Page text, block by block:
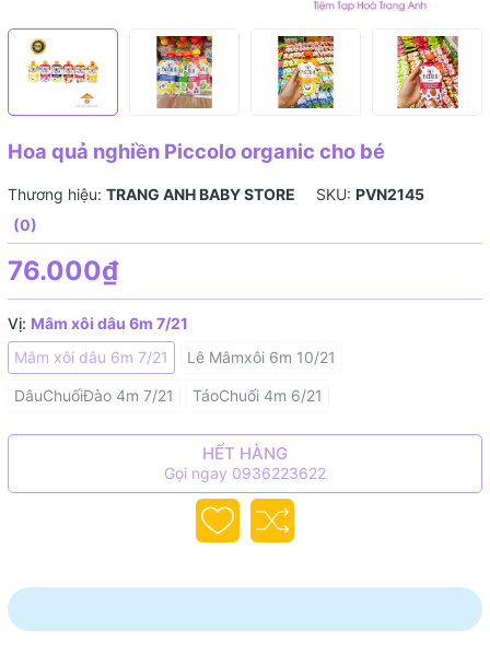
Hoa quả nghiền Piccolo organic cho bé
Thương hiệu: TRANG ANH BABY STORE SKU: PVN2145
(0)
76.000₫
Vị: Mâm xôi dâu 6m 7/21
Mâm xôi dâu 6m 7/21
Lê Mâmxôi 6m 10/21
DâuChuốiĐào 4m 7/21 TáoChuối 4m 6/21
HẾT HÀNG
Gọi ngay 0936223622